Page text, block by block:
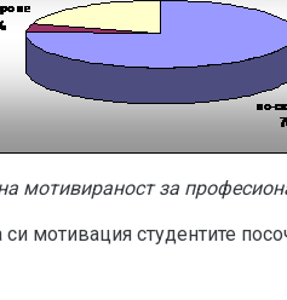
мотивираност за
мотивация студентите